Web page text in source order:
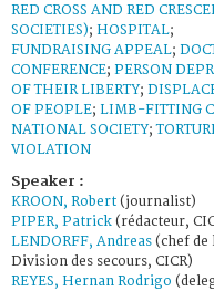
RED CROSS AND RED
SOCIETIES); HOSPITAL;
FUNDRAISING APPEAL;
CONFERENCE; PERSON
OF THEIR LIBERTY;
OF PEOPLE; LIMB-FITTING
NATIONAL SOCIETY;
VIOLATION
Speaker :
KROON, Robert(journalist)
PIPER, Patrick(rédacteur,
LENDORFF, Andreas(chef de
Division des secours, CICR)
REYES, Hernan Rodrigo